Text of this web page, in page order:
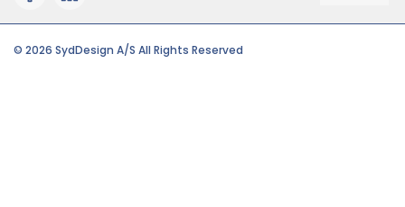
© 2026 SydDesign A/S All Rights Reserved